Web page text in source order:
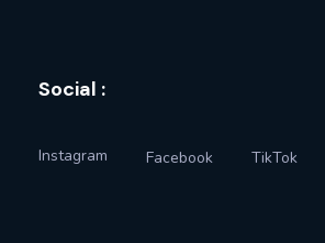
Social :
Instagram Facebook TikTok